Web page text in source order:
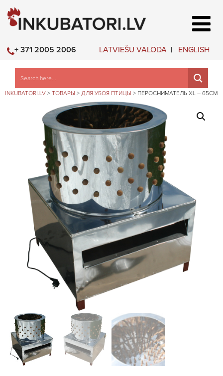
LATVIEŠU VALODA ENGLISH
+ 371 2005 2006
INKUBATORI.LV > ТОВАРЫ > ДЛЯ УБОЯ ПТИЦЫ > ПЕРОСНИМАТЕЛЬ XL – 65СМ